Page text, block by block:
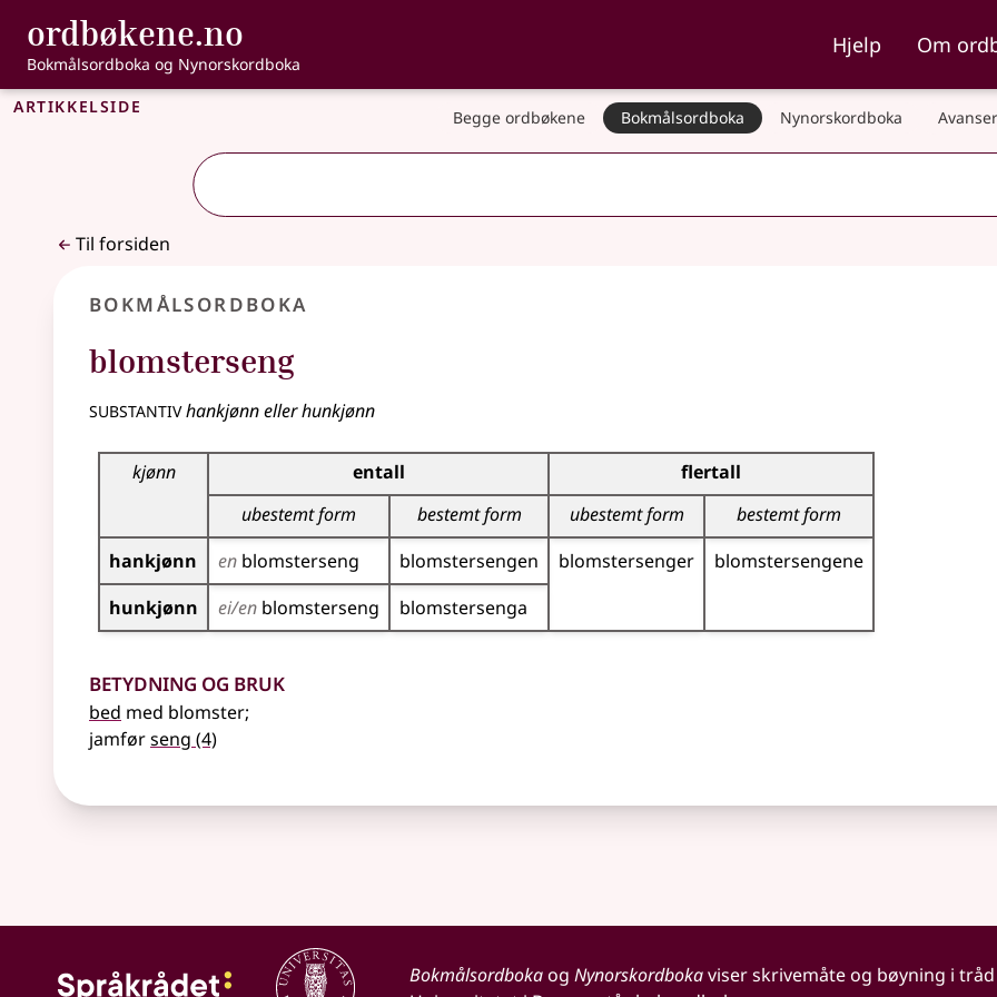
Gå til hovedinnhold
Tilgjengelighet
ordbøkene.no , Bokmålsordboka og Nynorskordboka
Bokmålsordboka og Nynorskordboka
Hjelp Om
Artikkelside Begge ordbøkene Bokmålsordboka Nynorskordboka
Til forsiden
Bokmålsordboka
blomsterseng
substantivhankjønn eller hunkjønn
Bøyingstabell for dette substantivet
kjønn entall
flertall
ubestemt form
bestemt form ubestemt form
bestemt form
hankjønn
en blomster­seng blomster­sengen blomster­senger
blomster­sengene
hunkjønn
ei/en blomster­seng blomster­senga
Betydning og bruk
bed med blomster;
jamførseng (4)
Bokmålsordbokaog Nynorskordbokaviser skrivemåte og bøyning i